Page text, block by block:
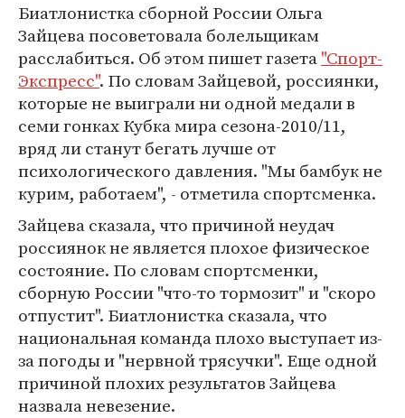
Биатлонистка сборной России Ольга
Зайцева посоветовала болельщикам
расслабиться. Об этом пишет газета"Спорт-
Экспресс". По словам Зайцевой, россиянки,
которые не выиграли ни одной медали в
семи гонках Кубка мира сезона-2010/11,
вряд ли станут бегать лучше от
психологического давления. "Мы бамбук не
курим, работаем", - отметила спортсменка.
Зайцева сказала, что причиной неудач
россиянок не является плохое физическое
состояние. По словам спортсменки,
сборную России "что-то тормозит" и "скоро
отпустит". Биатлонистка сказала, что
национальная команда плохо выступает из-
за погоды и "нервной трясучки". Еще одной
причиной плохих результатов Зайцева
назвала невезение.